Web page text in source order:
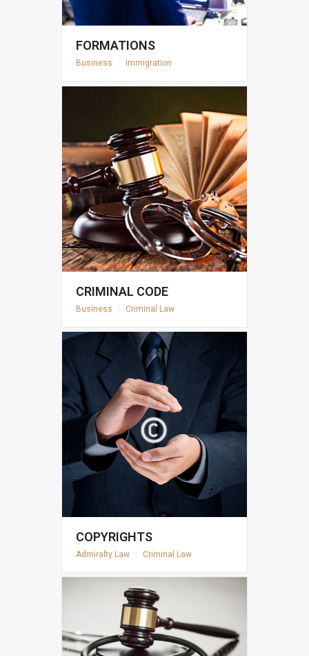
FORMATIONS
Business Immigration
CRIMINAL CODE
Business Criminal Law
COPYRIGHTS
Admiralty Law Criminal Law